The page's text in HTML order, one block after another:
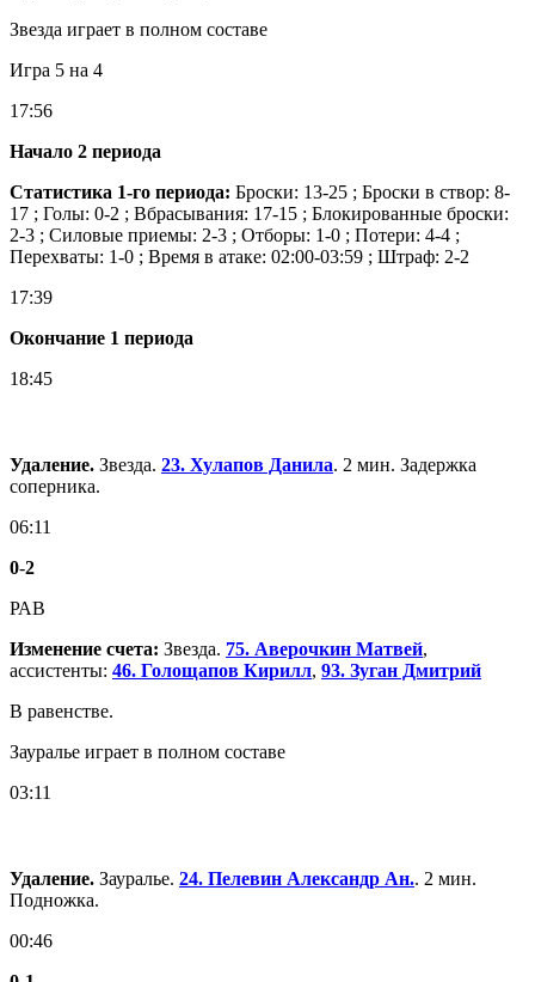
Звезда играет в полном составе
Игра 5 на 4
17:56
Начало 2 периода
Статистика 1-го периода: Броски: 13-25 ; Броски в створ: 8-
17 ; Голы: 0-2 ; Вбрасывания: 17-15 ; Блокированные броски:
2-3 ; Силовые приемы: 2-3 ; Отборы: 1-0 ; Потери: 4-4 ;
Перехваты: 1-0 ; Время в атаке: 02:00-03:59 ; Штраф: 2-2
17:39
Окончание 1 периода
18:45
Удаление. Звезда. 23. Хулапов Данила. 2 мин. Задержка
соперника.
06:11
0-2
РАВ
Изменение счета: Звезда. 75. Аверочкин Матвей,
ассистенты: 46. Голощапов Кирилл, 93. Зуган Дмитрий
В равенстве.
Зауралье играет в полном составе
03:11
Удаление. Зауралье. 24. Пелевин Александр Ан.. 2 мин.
Подножка.
00:46